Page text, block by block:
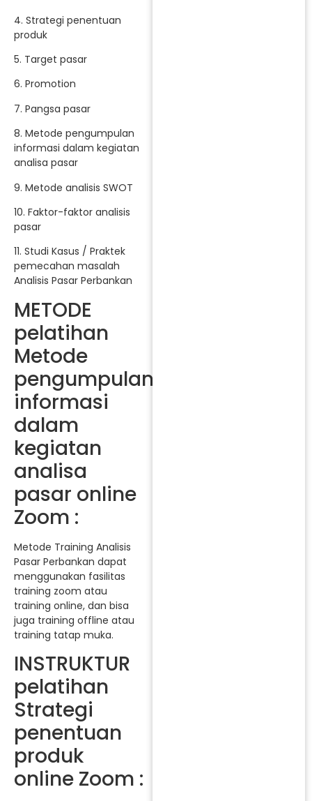
4. Strategi penentuan
produk
5. Target pasar
6. Promotion
7. Pangsa pasar
8. Metode pengumpulan
informasi dalam kegiatan
analisa pasar
9. Metode analisis SWOT
10. Faktor-faktor analisis
pasar
11. Studi Kasus / Praktek
pemecahan masalah
Analisis Pasar Perbankan
METODE
pelatihan
Metode
pengumpulan
informasi
dalam
kegiatan
analisa
pasar online
Zoom :
Metode Training Analisis
Pasar Perbankan dapat
menggunakan fasilitas
training zoom atau
training online, dan bisa
juga training offline atau
training tatap muka.
INSTRUKTUR
pelatihan
Strategi
penentuan
produk
online Zoom :